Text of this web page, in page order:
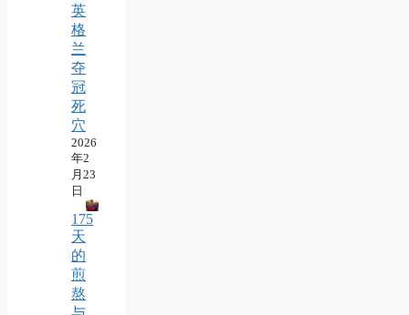
英
格
兰
夺
冠
死
穴
2026
年2
月23
日
175
天
的
煎
熬